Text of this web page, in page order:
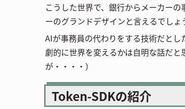
こうした世界で、銀行からメーカー
ーのグランドデザインと言えるでしょ
AIが事務員の代わりをする技術だと
劇的に世界を変えるかは自明な話だ
が・・・・）
Token-SDKの紹介